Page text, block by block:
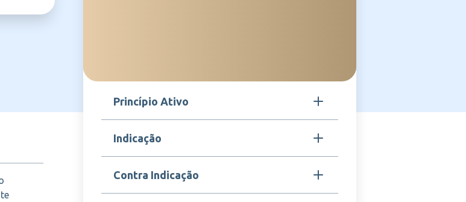
Princípio Ativo
Antígeno de superfície do vírus da Hepatite B (HBsAg),
purificado por técnicas de DNA recombinante.
Indicação
Indicada para a imunização ativa contra a infecção pelo
vírus da Hepatite B em recém-nascidos, lactentes,
crianças e adolescentes, proporcionando proteção
Contra Indicação